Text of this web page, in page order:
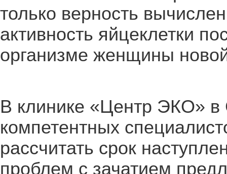
только верность
активность яйцеклетки
организме женщины
В клинике «Центр ЭКО»
компетентных
рассчитать срок
проблем с зачатием